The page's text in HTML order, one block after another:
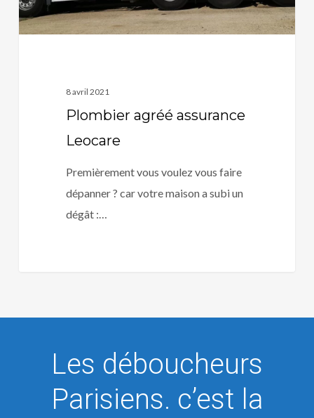
8 avril 2021
Plombier agréé assurance
Leocare
Premièrement vous voulez vous faire
dépanner ? car votre maison a subi un
dégât :…
Les déboucheurs
Parisiens. c’est la